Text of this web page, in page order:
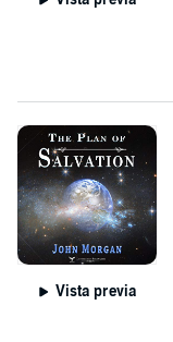
Vista previa